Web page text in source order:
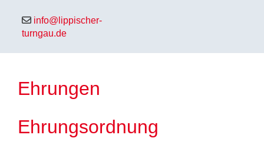
info@lippischer-
turngau.de
Ehrungen
Ehrungsordnung